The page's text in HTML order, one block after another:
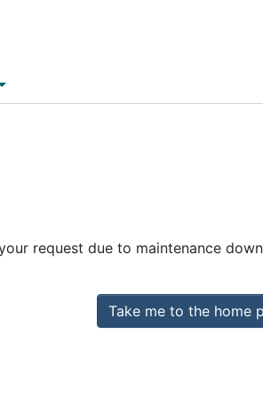
request due to maintenance
Take me to the home